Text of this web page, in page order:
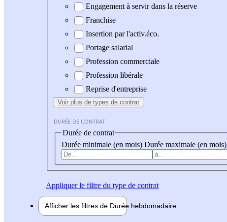
Engagement à servir dans la réserve
Franchise
Insertion par l'activ.éco.
Portage salarial
Profession commerciale
Profession libérale
Reprise d'entreprise
Voir plus de types de contrat
DURÉE DE CONTRAT
Durée de contrat
Durée minimale (en mois) Durée maximale (en mois)
Appliquerle filtre du type de contrat
Afficher les filtres de Durée hebdomadaire